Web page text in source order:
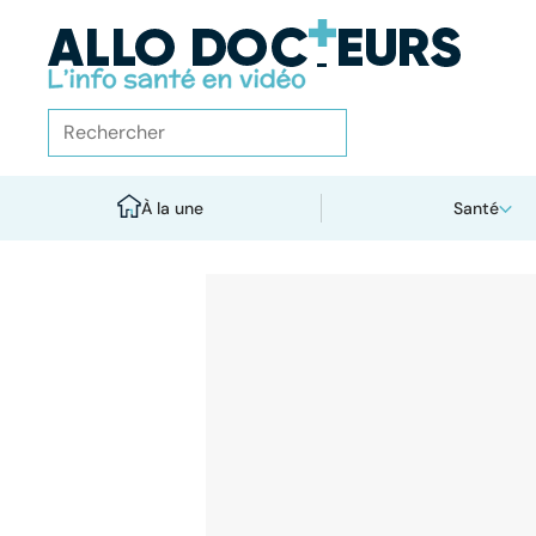
À la une Santé